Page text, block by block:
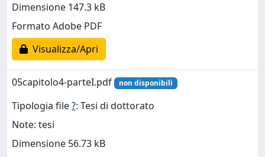
Dimensione 147.3 kB
Formato Adobe PDF
Visualizza/Apri
05capitolo4-parteI.pdf non disponibili
Tipologia file?: Tesi di dottorato
Note: tesi
Dimensione 56.73 kB